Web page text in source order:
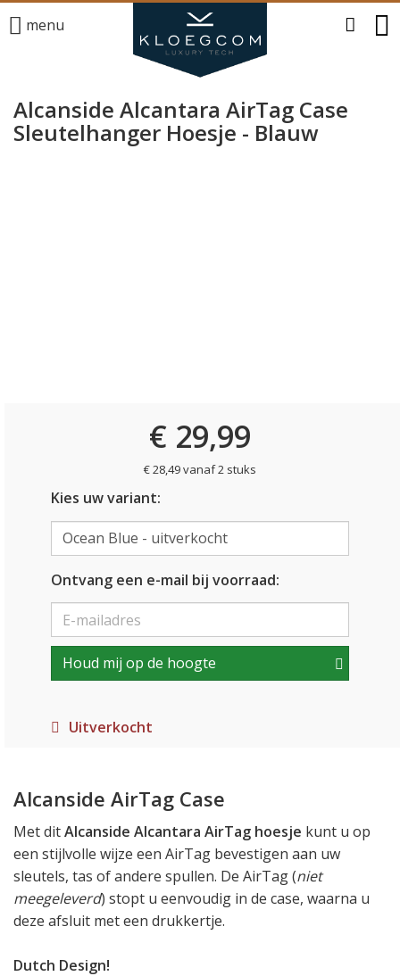
menu
Alcanside Alcantara AirTag Case
Sleutelhanger Hoesje - Blauw
€ 29,99
€ 28,49 vanaf 2 stuks
Kies uw variant:
Ontvang een e-mail bij voorraad:
Houd mij op de hoogte
Uitverkocht
Alcanside AirTag Case
Met ditAlcanside Alcantara AirTag hoesje kunt u op
een stijlvolle wijze een AirTag bevestigen aan uw
sleutels, tas of andere spullen. De AirTag (niet
meegeleverd) stopt u eenvoudig in de case, waarna u
deze afsluit met een drukkertje.
Dutch Design!